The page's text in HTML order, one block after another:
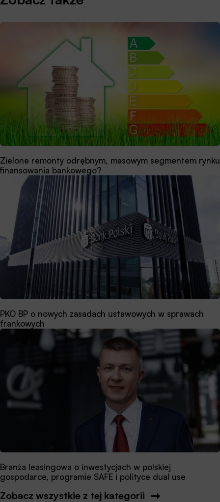
Zielone remonty odrębnym, masowym segmentem rynku
finansowania bankowego?
PKO BP o nowych zasadach ustawowych w sprawach
frankowych
Branża leasingowa o inwestycjach w polskiej
gospodarce, programie SAFE i polityce dual use
Zobacz wszystkie z tej kategorii